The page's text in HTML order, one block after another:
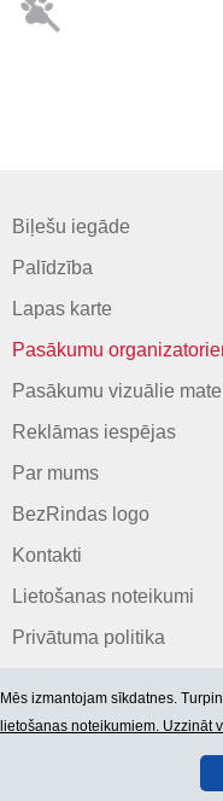
Biļešu iegāde
Palīdzība
Lapas karte
Pasākumu
Pasākumu vizuālie
Reklāmas iespējas
Par mums
BezRindas logo
Kontakti
Lietošanas noteikumi
Privātuma politika
Mēs izmantojam sīkdatnes.
lietošanas noteikumiem. Uzzināt